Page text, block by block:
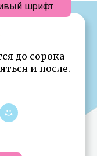
до сорока
и после.
шрифт